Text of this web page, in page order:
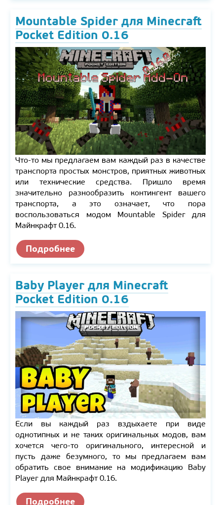
Mountable Spider для Minecraft
Pocket Edition 0.16
Что-то мы предлагаем вам каждый раз в качестве
транспорта простых монстров, приятных животных
или технические средства. Пришло время
значительно разнообразить контингент вашего
транспорта, а это означает, что пора
воспользоваться модом Mountable Spider для
Майнкрафт 0.16.
Подробнее
Baby Player для Minecraft
Pocket Edition 0.16
Если вы каждый раз вздыхаете при виде
однотипных и не таких оригинальных модов, вам
хочется чего-то оригинального, интересной и
пусть даже безумного, то мы предлагаем вам
обратить свое внимание на модификацию Baby
Player для Майнкрафт 0.16.
Подробнее